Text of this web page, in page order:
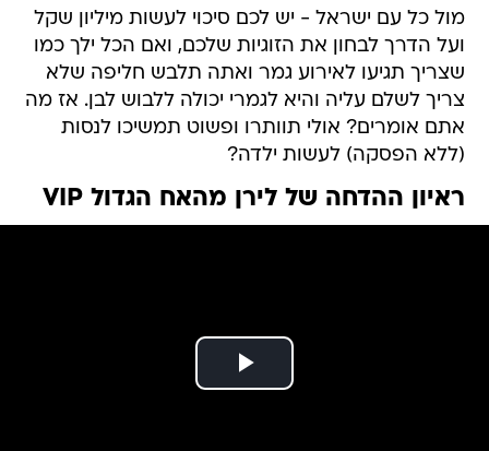
מול כל עם ישראל - יש לכם סיכוי לעשות מיליון שקל
ועל הדרך לבחון את הזוגיות שלכם, ואם הכל ילך כמו
שצריך תגיעו לאירוע גמר ואתה תלבש חליפה שלא
צריך לשלם עליה והיא לגמרי יכולה ללבוש לבן. אז מה
אתם אומרים? אולי תוותרו ופשוט תמשיכו לנסות
(ללא הפסקה) לעשות ילדה?
ראיון ההדחה של לירן מהאח הגדול VIP